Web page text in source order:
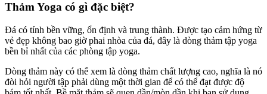
Thảm Yoga có gì đặc biệt?
Đá có tính bền vững, ổn định và trung thành. Được tạo cảm hứng từ
vẻ đẹp không bao giờ phai nhòa của đá, đây là dòng thảm tập yoga
bền bỉ nhất của các phòng tập yoga.
Dòng thảm này có thể xem là dòng thảm chất lượng cao, nghĩa là nó
đòi hỏi người tập phải dùng một thời gian để có thể đạt được độ